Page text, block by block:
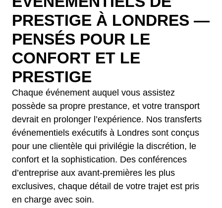
PRESTIGE À LONDRES —
PENSÉS POUR LE
CONFORT ET LE
PRESTIGE
Chaque événement auquel vous assistez
possède sa propre prestance, et votre transport
devrait en prolonger l’expérience. Nos transferts
événementiels exécutifs à Londres sont conçus
pour une clientèle qui privilégie la discrétion, le
confort et la sophistication. Des conférences
d’entreprise aux avant-premières les plus
exclusives, chaque détail de votre trajet est pris
en charge avec soin.